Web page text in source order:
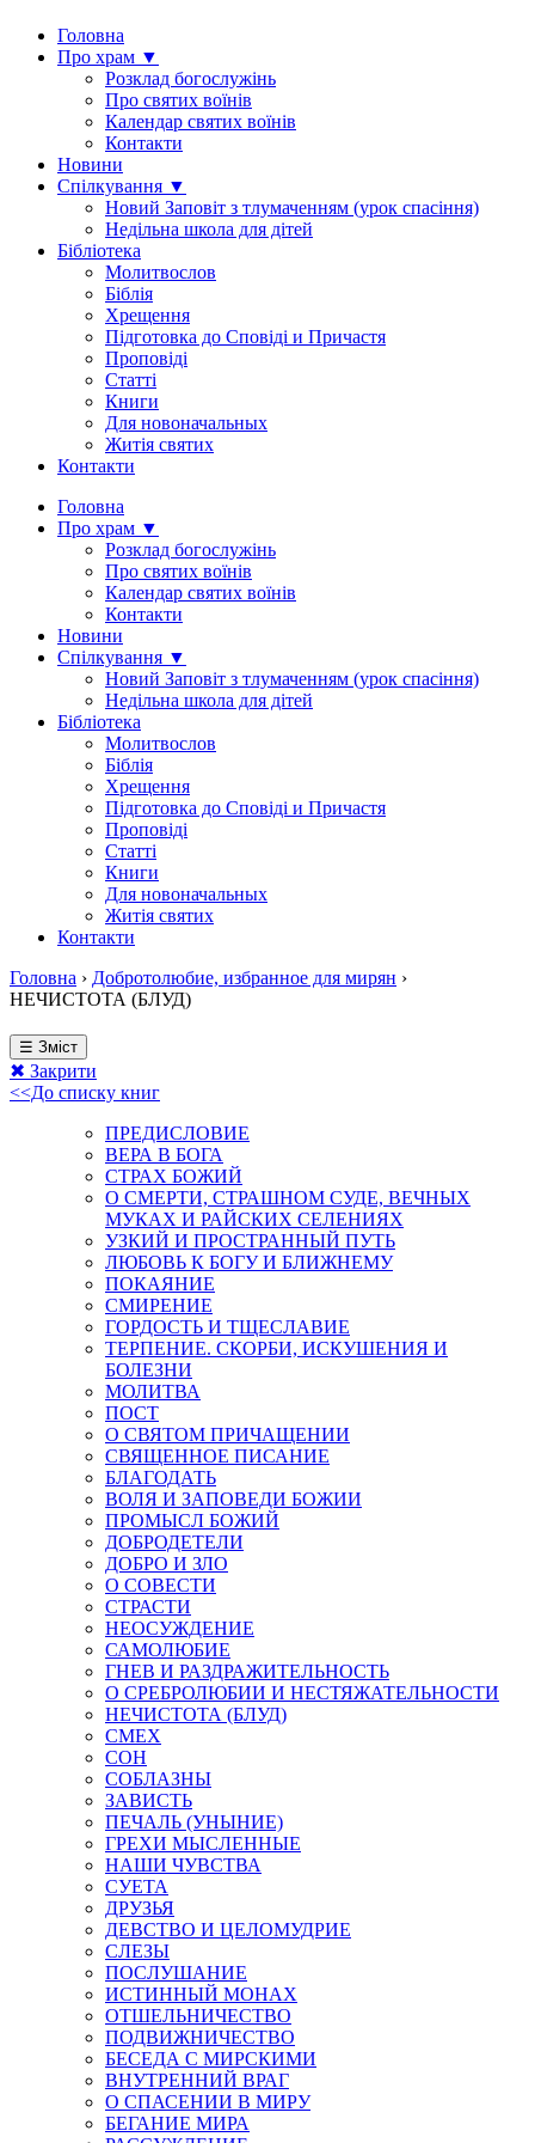
Головна
Про храм ▼
Розклад богослужінь
Про святих воїнів
Календар святих воїнів
Контакти
Новини
Спілкування ▼
Новий Заповіт з тлумаченням (урок спасіння)
Недільна школа для дітей
Бібліотека
Молитвослов
Біблія
Хрещення
Підготовка до Сповіді и Причастя
Проповіді
Статті
Книги
Для новоначальных
Житія святих
Контакти
Головна
Про храм ▼
Розклад богослужінь
Про святих воїнів
Календар святих воїнів
Контакти
Новини
Спілкування ▼
Новий Заповіт з тлумаченням (урок спасіння)
Недільна школа для дітей
Бібліотека
Молитвослов
Біблія
Хрещення
Підготовка до Сповіді и Причастя
Проповіді
Статті
Книги
Для новоначальных
Житія святих
Контакти
Головна › Добротолюбие, избранное для мирян ›
НЕЧИСТОТА (БЛУД)
☰ Зміст
✖ Закрити
<<До списку книг
ПРЕДИСЛОВИЕ
ВЕРА В БОГА
СТРАХ БОЖИЙ
О СМЕРТИ, СТРАШНОМ СУДЕ, ВЕЧНЫХ
МУКАХ И РАЙСКИХ СЕЛЕНИЯХ
УЗКИЙ И ПРОСТРАННЫЙ ПУТЬ
ЛЮБОВЬ К БОГУ И БЛИЖНЕМУ
ПОКАЯНИЕ
СМИРЕНИЕ
ГОРДОСТЬ И ТЩЕСЛАВИЕ
ТЕРПЕНИЕ. СКОРБИ, ИСКУШЕНИЯ И
БОЛЕЗНИ
МОЛИТВА
ПОСТ
О СВЯТОМ ПРИЧАЩЕНИИ
СВЯЩЕННОЕ ПИСАНИЕ
БЛАГОДАТЬ
ВОЛЯ И ЗАПОВЕДИ БОЖИИ
ПРОМЫСЛ БОЖИЙ
ДОБРОДЕТЕЛИ
ДОБРО И ЗЛО
О СОВЕСТИ
СТРАСТИ
НЕОСУЖДЕНИЕ
САМОЛЮБИЕ
ГНЕВ И РАЗДРАЖИТЕЛЬНОСТЬ
О СРЕБРОЛЮБИИ И НЕСТЯЖАТЕЛЬНОСТИ
НЕЧИСТОТА (БЛУД)
СМЕХ
СОН
СОБЛАЗНЫ
ЗАВИСТЬ
ПЕЧАЛЬ (УНЫНИЕ)
ГРЕХИ МЫСЛЕННЫЕ
НАШИ ЧУВСТВА
СУЕТА
ДРУЗЬЯ
ДЕВСТВО И ЦЕЛОМУДРИЕ
СЛЕЗЫ
ПОСЛУШАНИЕ
ИСТИННЫЙ МОНАХ
ОТШЕЛЬНИЧЕСТВО
ПОДВИЖНИЧЕСТВО
БЕСЕДА С МИРСКИМИ
ВНУТРЕННИЙ ВРАГ
О СПАСЕНИИ В МИРУ
БЕГАНИЕ МИРА